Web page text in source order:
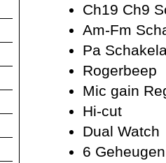
Ch19 Ch9
Am-Fm
Pa
Rogerbeep
Mic gain
Hi-cut
Dual Watch
6